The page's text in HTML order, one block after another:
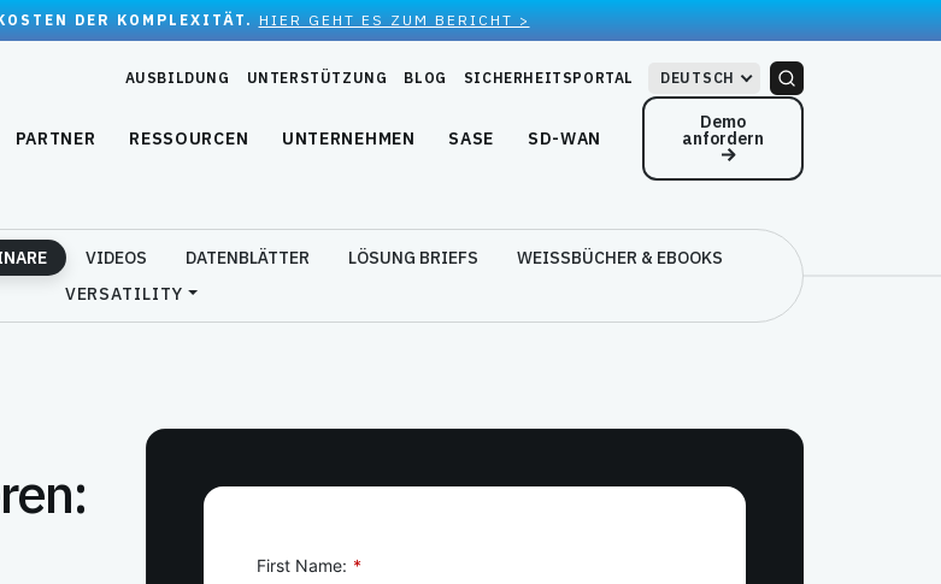
DER KOMPLEXITÄT. HIER GEHT ES ZUM BERICHT >
AUSBILDUNG UNTERSTÜTZUNG BLOG SICHERHEITSPORTAL DEUTSCH
PARTNER RESSOURCEN UNTERNEHMEN SASE SD-WAN
Demo
anfordern
VIDEOS DATENBLÄTTER LÖSUNG BRIEFS
WEISSBÜCHER & EBOOKS
VERSATILITY
*
First Name: